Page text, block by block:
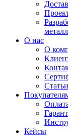
О нас
О
Статьи
Кейсы